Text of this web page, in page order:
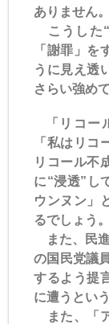
ありません。
こうした“
「謝罪」を
うに見え透
さらい強め
「リコ
「私はリコ
リコール不
に“浸透”し
ウンヌン」
るでしょう。
また、民
の国民党議
するよう提
に遭うとい
また、「